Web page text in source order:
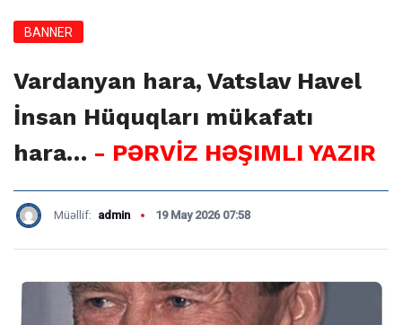
BANNER
Vardanyan hara, Vatslav Havel
İnsan Hüquqları mükafatı
hara… - PƏRVİZ HƏŞIMLI YAZIR
Müəllif: admin 19 May 2026 07:58